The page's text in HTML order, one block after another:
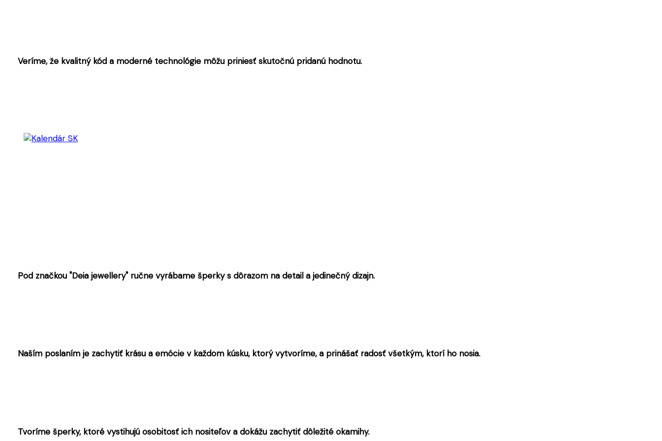
Veríme, že kvalitný kód a moderné technológie môžu priniesť skutočnú pridanú hodnotu.
Pod značkou "Deia jewellery" ručne vyrábame šperky s dôrazom na detail a jedinečný dizajn.
Naším poslaním je zachytiť krásu a emócie v každom kúsku, ktorý vytvoríme, a prinášať radosť všetkým, ktorí ho nosia.
Tvoríme šperky, ktoré vystihujú osobitosť ich nositeľov a dokážu zachytiť dôležité okamihy.